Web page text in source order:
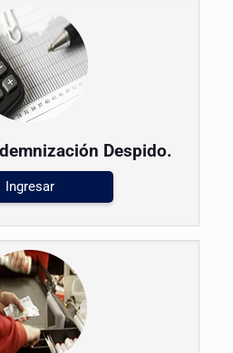
Despido.
Ingresar